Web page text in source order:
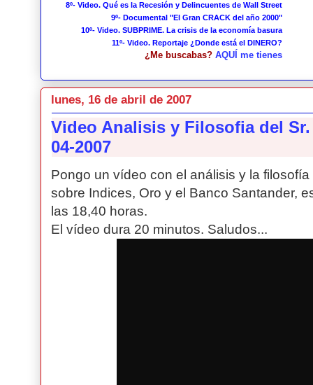
8º- Video. Qué es la Recesión y Delincuentes de Wall Street
9º- Documental "El Gran CRACK del año 2000"
10º- Video. SUBPRIME. La crisis de la economía basura
11º- Video. Reportaje ¿Donde está el DINERO?
¿Me buscabas?AQUÍ me tienes
lunes, 16 de abril de 2007
Video Analisis y Filosofia del
04-2007
Pongo un vídeo con el análisis y la
sobre Indices, Oro y el Banco Santander,
las 18,40 horas.
El vídeo dura 20 minutos. Saludos...